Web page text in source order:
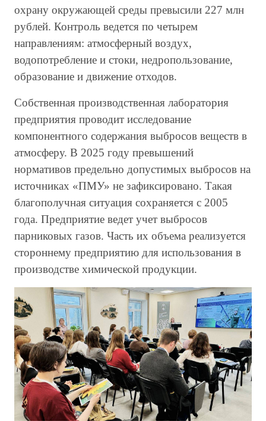
охрану окружающей среды превысили 227 млн
рублей. Контроль ведется по четырем
направлениям: атмосферный воздух,
водопотребление и стоки, недропользование,
образование и движение отходов.
Собственная производственная лаборатория
предприятия проводит исследование
компонентного содержания выбросов веществ в
атмосферу. В 2025 году превышений
нормативов предельно допустимых выбросов на
источниках «ПМУ» не зафиксировано. Такая
благополучная ситуация сохраняется с 2005
года. Предприятие ведет учет выбросов
парниковых газов. Часть их объема реализуется
стороннему предприятию для использования в
производстве химической продукции.